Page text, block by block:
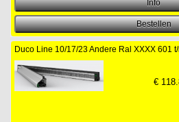
Duco Line 10/17/23 Andere Ral XXXX 601
€